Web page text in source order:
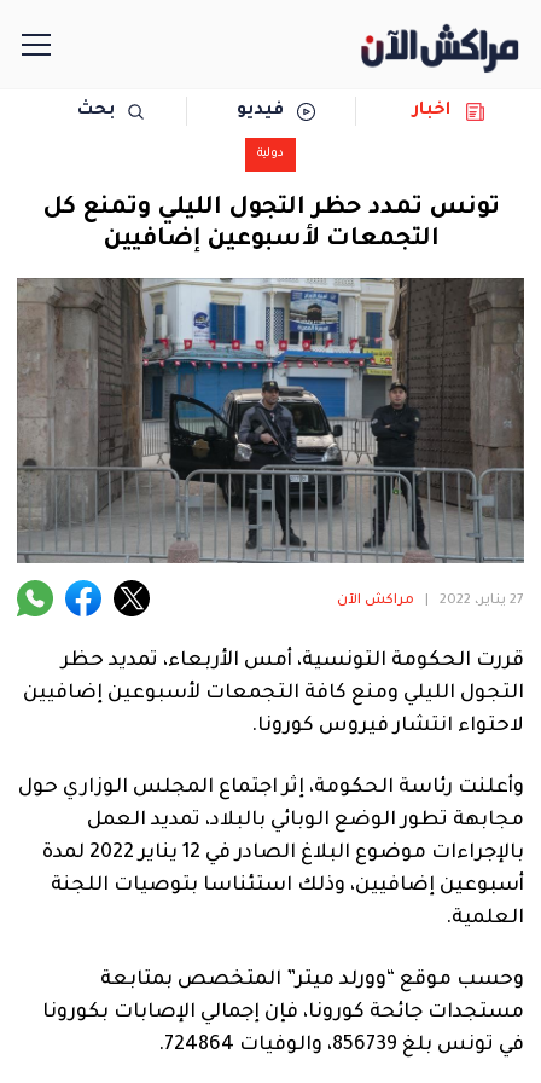
مجتمع
رياضة
حوادث
دولية
المرأة
فنية
منوعة
آراء
اخبار فيديو بحث
دولية
تونس تمدد حظر التجول الليلي وتمنع كل
التجمعات لأسبوعين إضافيين
27 يناير، 2022 مراكش الآن
قررت الحكومة التونسية، أمس الأربعاء، تمديد حظر
التجول الليلي ومنع كافة التجمعات لأسبوعين إضافيين
لاحتواء انتشار فيروس كورونا.
وأعلنت رئاسة الحكومة، إثر اجتماع المجلس الوزاري حول
مجابهة تطور الوضع الوبائي بالبلاد، تمديد العمل
بالإجراءات موضوع البلاغ الصادر في 12 يناير 2022 لمدة
أسبوعين إضافيين، وذلك استئناسا بتوصيات اللجنة
العلمية.
وحسب موقع “وورلد ميتر” المتخصص بمتابعة
مستجدات جائحة كورونا، فإن إجمالي الإصابات بكورونا
في تونس بلغ 856739، والوفيات 724864.